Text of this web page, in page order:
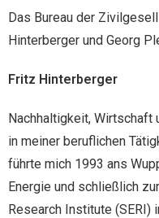
Das Bureau der
Hinterberger und Georg
Fritz Hinterberger
Nachhaltigkeit,
in meiner beruflichen
führte mich 1993 ans
Energie und schließlich
Research Institute (SERI)